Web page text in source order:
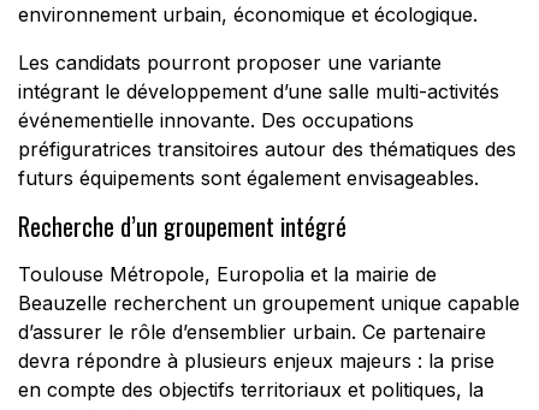
environnement urbain, économique et écologique.
Les candidats pourront proposer une variante
intégrant le développement d’une salle multi-activités
événementielle innovante. Des occupations
préfiguratrices transitoires autour des thématiques des
futurs équipements sont également envisageables.
Recherche d’un groupement intégré
Toulouse Métropole, Europolia et la mairie de
Beauzelle recherchent un groupement unique capable
d’assurer le rôle d’ensemblier urbain. Ce partenaire
devra répondre à plusieurs enjeux majeurs : la prise
en compte des objectifs territoriaux et politiques, la